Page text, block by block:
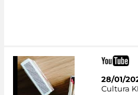
28/01/
Cultura